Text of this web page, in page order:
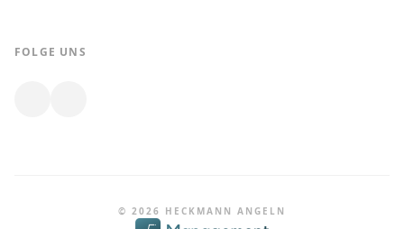
FOLGE UNS
© 2026 HECKMANN ANGELN